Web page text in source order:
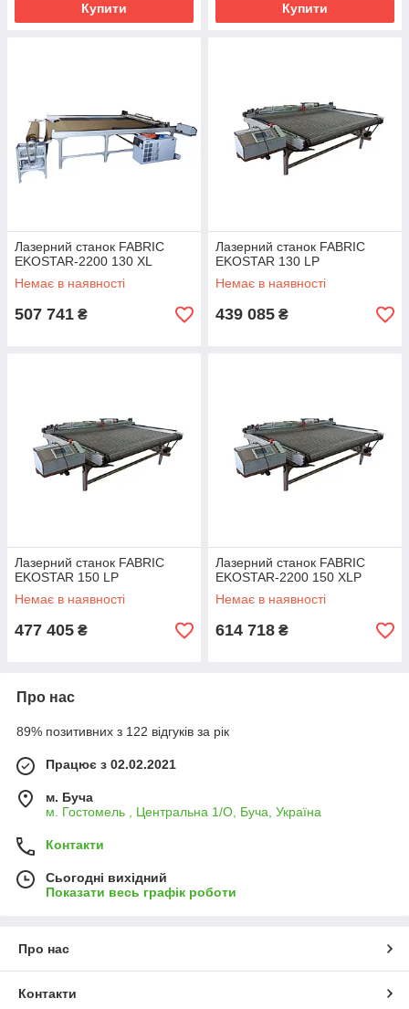
Купити Купити
Лазерний станок FABRIC
EKOSTAR-2200 130 XL
Немає в наявності
507 741 ₴
Лазерний станок FABRIC
EKOSTAR 130 LP
Немає в наявності
439 085 ₴
Лазерний станок FABRIC
EKOSTAR 150 LP
Немає в наявності
477 405 ₴
Лазерний станок FABRIC
EKOSTAR-2200 150 XLP
Немає в наявності
614 718 ₴
Про нас
89% позитивних з 122 відгуків за рік
Працює з 02.02.2021
м. Буча
м. Гостомель , Центральна 1/О, Буча, Україна
Контакти
Сьогодні вихідний
Показати весь графік роботи
Про нас
Контакти